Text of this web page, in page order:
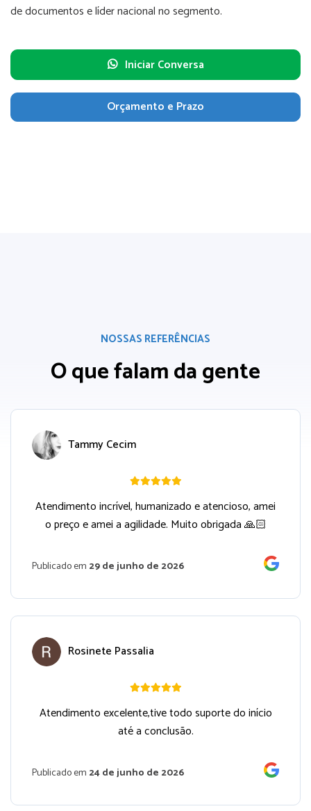
de documentos e líder nacional no segmento.
Iniciar Conversa
Orçamento e Prazo
NOSSAS REFERÊNCIAS
O que falam da gente
Tammy Cecim
Atendimento incrível, humanizado e atencioso, amei
o preço e amei a agilidade. Muito obrigada 🙏🏻
Publicado em 29 de junho de 2026
Rosinete Passalia
Atendimento excelente,tive todo suporte do início
até a conclusão.
Publicado em 24 de junho de 2026